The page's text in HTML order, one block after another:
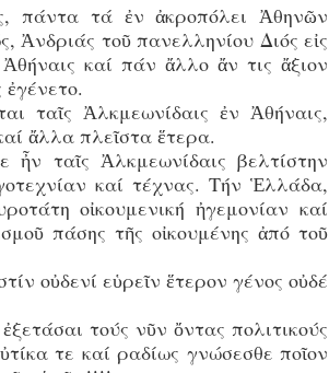
πάντα τά ἐν ἀκροπόλει Ἀθηνῶν
Ἀνδριάς τοῦ πανελληνίου Διός εἰς
καί πάν ἄλλο ἄν τις ἄξιον
ταῖς Ἀλκμεωνίδαις ἐν Ἀθήναις,
ἄλλα πλεῖστα ἕτερα.
ταῖς Ἀλκμεωνίδαις βελτίστην
καί τέχνας. Τήν Ἑλλάδα,
οἰκουμενική ἠγεμονίαν καί
πάσης τῆς οἰκουμένης ἀπό τοῦ
οὐδενί εὑρεῖν ἕτερον γένος οὐδέ
τούς νῦν ὄντας πολιτικούς
τε καί ραδίως γνώσεσθε ποῖον